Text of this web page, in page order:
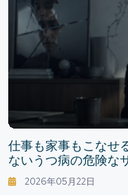
仕事も家事もこなせ
ないうつ病の危険な
2026年05月22日